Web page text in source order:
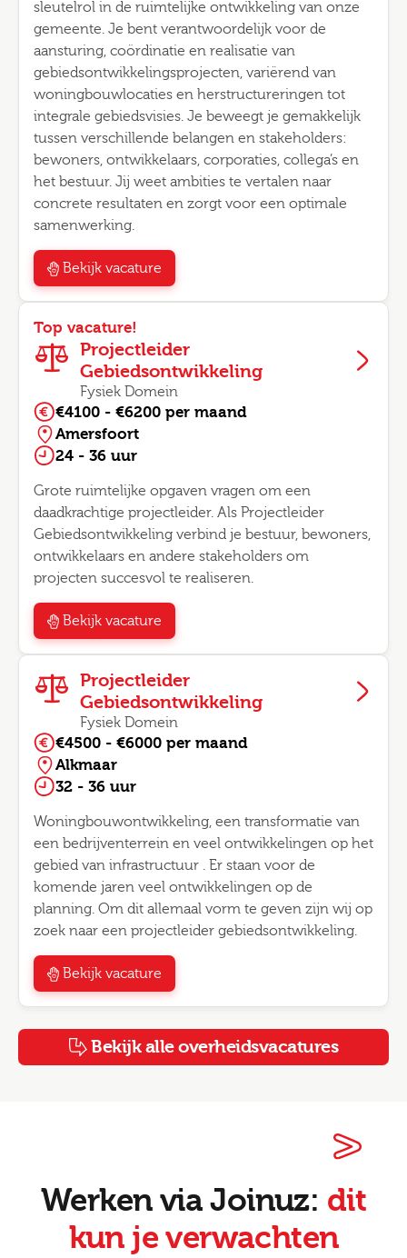
sleutelrol in de ruimtelijke ontwikkeling van onze
gemeente. Je bent verantwoordelijk voor de
aansturing, coördinatie en realisatie van
gebiedsontwikkelingsprojecten, variërend van
woningbouwlocaties en herstructureringen tot
integrale gebiedsvisies. Je beweegt je gemakkelijk
tussen verschillende belangen en stakeholders:
bewoners, ontwikkelaars, corporaties, collega’s en
het bestuur. Jij weet ambities te vertalen naar
concrete resultaten en zorgt voor een optimale
samenwerking.
Bekijk vacature
Projectleider
Gebiedsontwikkeling
Fysiek Domein
Top vacature!
€4100 - €6200 per maand
Amersfoort
24 - 36 uur
Grote ruimtelijke opgaven vragen om een
daadkrachtige projectleider. Als Projectleider
Gebiedsontwikkeling verbind je bestuur, bewoners,
ontwikkelaars en andere stakeholders om
projecten succesvol te realiseren.
Bekijk vacature
Projectleider
Gebiedsontwikkeling
Fysiek Domein
€4500 - €6000 per maand
Alkmaar
32 - 36 uur
Woningbouwontwikkeling, een transformatie van
een bedrijventerrein en veel ontwikkelingen op het
gebied van infrastructuur . Er staan voor de
komende jaren veel ontwikkelingen op de
planning. Om dit allemaal vorm te geven zijn wij op
zoek naar een projectleider gebiedsontwikkeling.
Bekijk vacature
Bekijk alle overheidsvacatures
Werken via Joinuz: dit
kun je verwachten